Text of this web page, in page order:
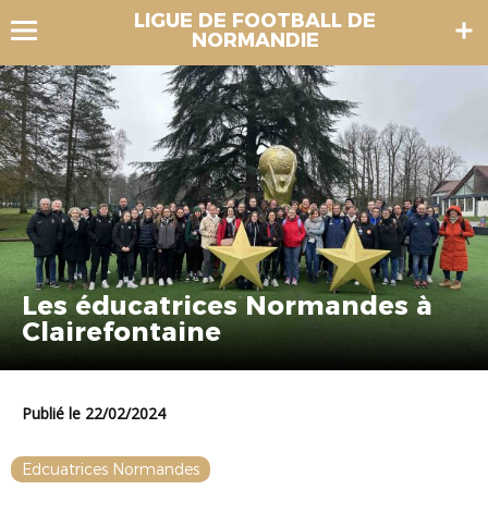
LIGUE DE FOOTBALL DE
NORMANDIE
Les éducatrices Normandes à
Clairefontaine
Publié le 22/02/2024
Edcuatrices Normandes